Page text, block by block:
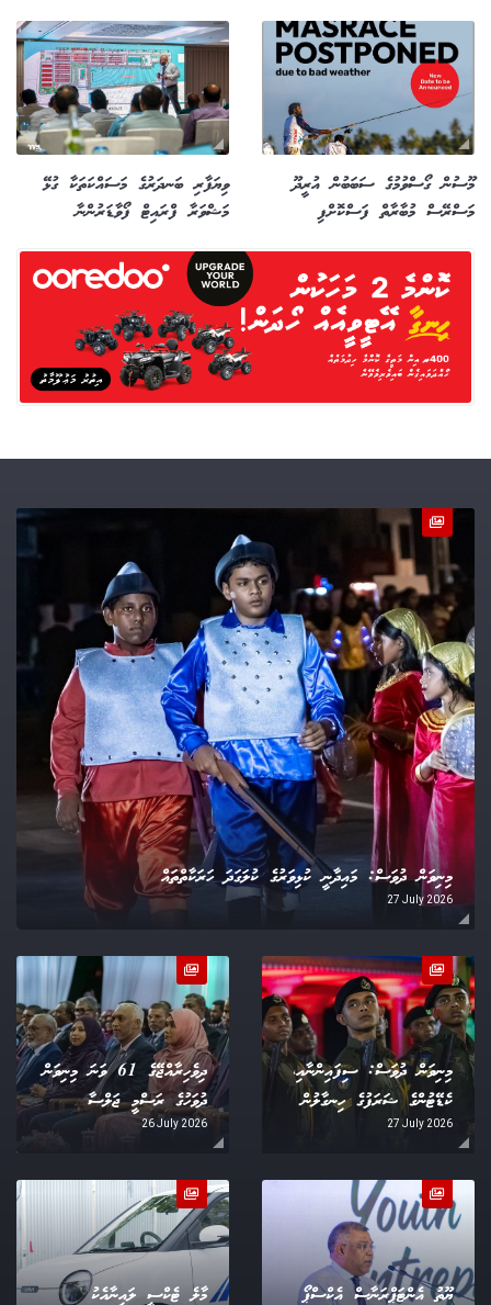
މޫސުން ގޯސްވުމުގެ ސަބަބުން އުރީދޫ
މަސްރޭސް މުބާރާތް ފަސްކޮށްފި
ވިޔަފާރި ބަނދަރުގެ މަސައްކަތަކާ ގުޅޭ
މަޝްވަރާ ފްރައިޓް ފޯވާޑަރުންނާ
މިނިވަން ދުވަސް: މައިދާނީ ކުޅިވަރުގެ ކުލަގަދަ ހަރަކާތްތައް
27 July 2026
މިނިވަން ދުވަސް: ސިފައިންނާއި،
ކެޑޭޓުންގެ ޝަރަފުގެ ހިނގާލުން
27 July 2026
ދިވެހިރާއްޖޭގެ 61 ވަނަ މިނިވަން
ދުވަހުގެ ރަސްމީ ޖަލްސާ
26 July 2026
ޔޫތު އެންޓަޕްރަނާސް އެކްސްޕޯ މާލެ ޓެކްސީ ލައިނާއެކު